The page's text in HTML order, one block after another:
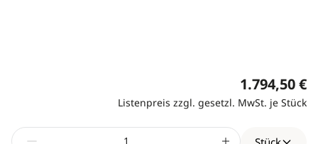
1.794,50 €
Listenpreis zzgl. gesetzl. MwSt. je Stück